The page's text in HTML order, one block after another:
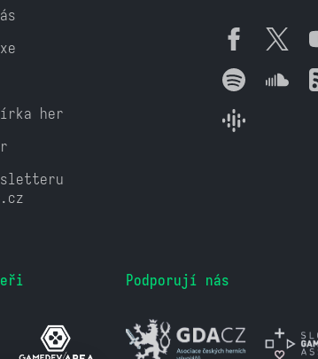
her
Podporují nás